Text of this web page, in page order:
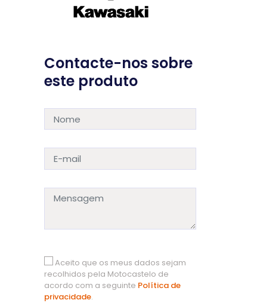
Contacte-nos sobre
este produto
Aceito que os meus dados sejam
recolhidos pela Motocastelo de
acordo com a seguinte Política de
privacidade.